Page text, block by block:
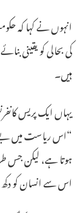
انہوں نے کہا کہ
کی بحالی کو یقینی
ہیں۔
یہاں ایک پریس
“اس ریاست میں
ہوتا ہے، لیکن جس
اس سے انسان کو